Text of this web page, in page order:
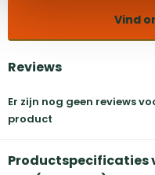
Vind
Reviews
Er zijn nog geen reviews
product
Productspecificaties